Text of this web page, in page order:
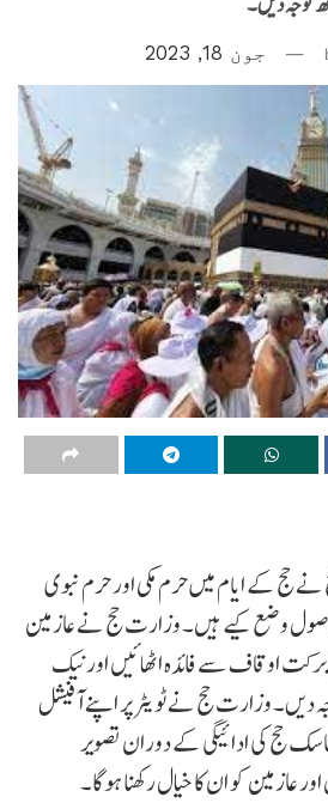
جون 18, 2023
کے ایام میں حرم مکی اور حرم نبوی
اصول وضع کیے ہیں۔ وزارت حج نے عازمین
اوقاف سے فائدہ اٹھائیں اور نیک
دیں۔ وزارت حج نے ٹویٹر پر اپنے آفیشل
حج کی ادائیگی کے دوران تصویر
عازمین کو ان کا خیال رکھنا ہوگا۔